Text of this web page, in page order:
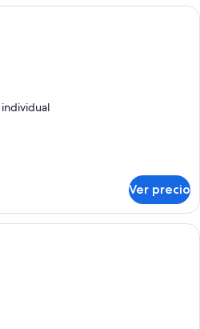
Una habitación de hotel con una
individual
Ver precio
Habitación con literas, una escalera